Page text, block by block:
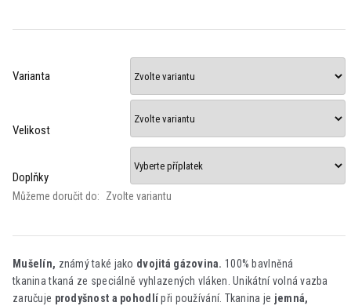
Varianta
Velikost
Doplňky
Můžeme doručit do: Zvolte variantu
Mušelín, známý také jako dvojitá gázovina.100% bavlněná
tkanina tkaná ze speciálně vyhlazených vláken. Unikátní volná vazba
zaručuje prodyšnost a pohodlí při používání. Tkanina je jemná,